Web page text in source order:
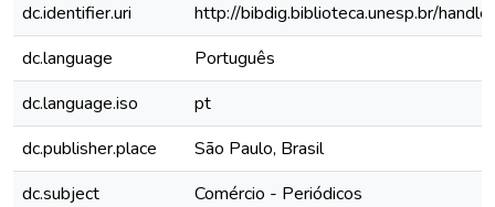
dc.identifier.uri
http://bibdig.biblioteca.unesp.br/
dc.language
Português
dc.language.iso
pt
dc.publisher.place
São Paulo, Brasil
dc.subject
Comércio - Periódicos